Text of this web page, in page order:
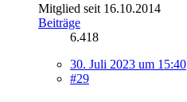
Mitglied seit 16.10.2014
Beiträge
6.418
30. Juli 2023 um 15:40
#29